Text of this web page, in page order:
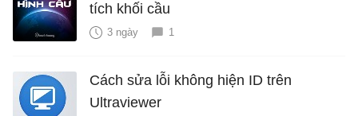
tích khối cầu
3 ngày 1
Cách sửa lỗi không hiện ID trên
Ultraviewer